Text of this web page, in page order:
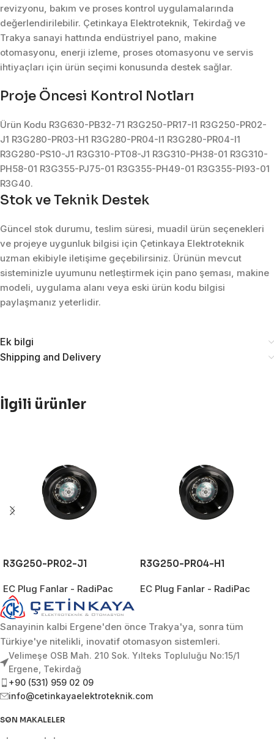
revizyonu, bakım ve proses kontrol uygulamalarında
değerlendirilebilir. Çetinkaya Elektroteknik, Tekirdağ ve
Trakya sanayi hattında endüstriyel pano, makine
otomasyonu, enerji izleme, proses otomasyonu ve servis
ihtiyaçları için ürün seçimi konusunda destek sağlar.
Proje Öncesi Kontrol Notları
Ürün Kodu R3G630-PB32-71 R3G250-PR17-I1 R3G250-PR02-
J1 R3G280-PR03-H1 R3G280-PR04-I1 R3G280-PR04-I1
R3G280-PS10-J1 R3G310-PT08-J1 R3G310-PH38-01 R3G310-
PH58-01 R3G355-PJ75-01 R3G355-PH49-01 R3G355-PI93-01
R3G40.
Stok ve Teknik Destek
Güncel stok durumu, teslim süresi, muadil ürün seçenekleri
ve projeye uygunluk bilgisi için Çetinkaya Elektroteknik
uzman ekibiyle iletişime geçebilirsiniz. Ürünün mevcut
sisteminizle uyumunu netleştirmek için pano şeması, makine
modeli, uygulama alanı veya eski ürün kodu bilgisi
paylaşmanız yeterlidir.
Ek bilgi
Shipping and Delivery
İlgili ürünler
R3G250-PR02-J1
EC Plug Fanlar - RadiPac
R3G250-PR04-H1
EC Plug Fanlar - RadiPac
Sanayinin kalbi Ergene'den önce Trakya'ya, sonra tüm
Türkiye'ye nitelikli, inovatif otomasyon sistemleri.
Velimeşe OSB Mah. 210 Sok. Yılteks Topluluğu No:15/1
Ergene, Tekirdağ
+90 (531) 959 02 09
info@cetinkayaelektroteknik.com
SON MAKALELER